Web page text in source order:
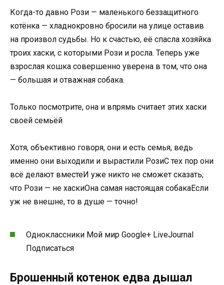
Когда-то давно Рози — маленького беззащитного
котёнка — хладнокровно бросили на улице оставив
на произвол судьбы. Но к счастью, её спасла хозяйка
троих хаски, с которыми Рози и росла. Теперь уже
взрослая кошка совершенно уверена в том, что она
— большая и отважная собака.
Только посмотрите, она и впрямь считает этих хаски
своей семьёй
Хотя, объективно говоря, они и есть семья, ведь
именно они выходили и вырастили РозиС тех пор они
всё делают вместеИ уже никто не сможет сказать,
что Рози — не хаскиОна самая настоящая собакаЕсли
уж не внешне, то в душе — точно!
Одноклассники Мой мир Google+ LiveJournal
Подписаться
Брошенный котенок едва дышал